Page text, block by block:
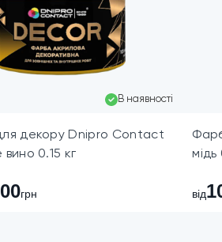
В наявності
декору Dnipro Contact
0.15 кг
грн
мідь
від